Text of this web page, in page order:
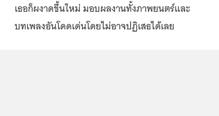
เธอก็ผงาดขึ้นใหม่ มอบผลงานทั้งภาพยนตร์และ
บทเพลงอันโดดเด่นโดยไม่อาจปฏิเสธได้เลย